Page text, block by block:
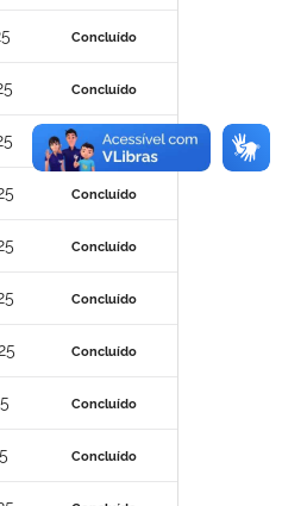
Concluído
Concluído
Concluído
Concluído
Concluído
Concluído
Concluído
Concluído
Concluído